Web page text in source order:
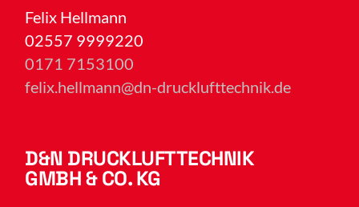
Felix Hellmann
02557 9999220
0171 7153100
felix.hellmann@dn-drucklufttechnik.de
D&N DRUCKLUFTTECHNIK
GMBH & CO. KG